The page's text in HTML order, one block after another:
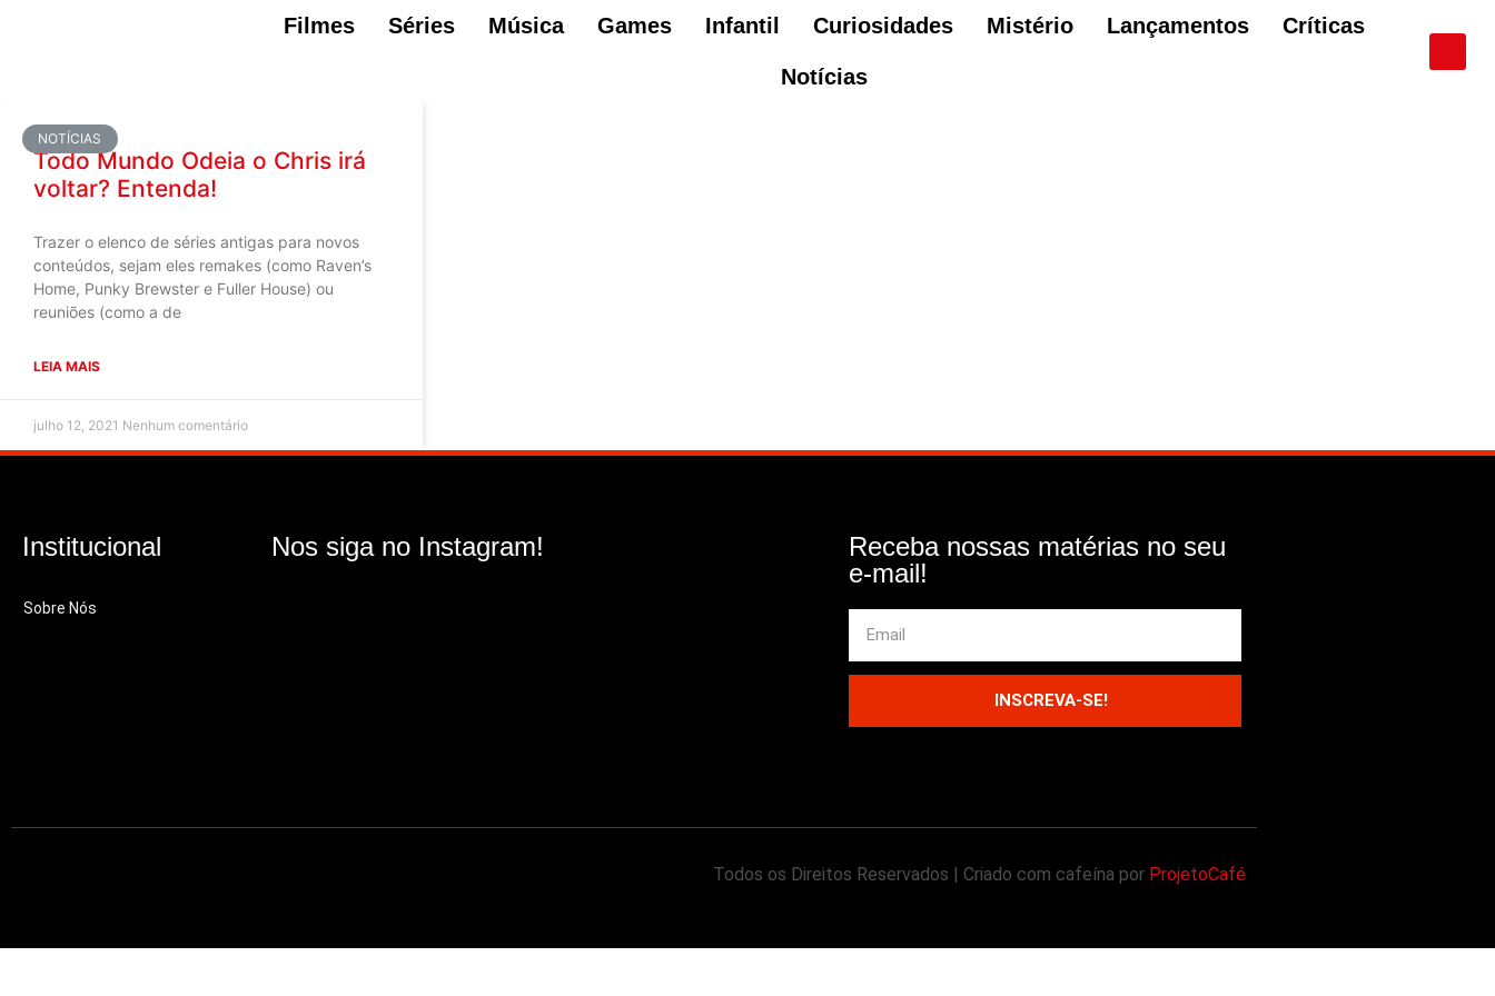
Filmes Séries Música Games Infantil Curiosidades Mistério Lançamentos Críticas
Notícias
NOTÍCIAS
Todo Mundo Odeia o Chris irá
voltar? Entenda!
Trazer o elenco de séries antigas para novos
conteúdos, sejam eles remakes (como Raven’s
Home, Punky Brewster e Fuller House) ou
reuniões (como a de
LEIA MAIS
julho 12, 2021 Nenhum comentário
Institucional
Sobre Nós
Nos siga no Instagram!
Receba nossas matérias no seu
e-mail!
INSCREVA-SE!
Todos os Direitos Reservados | Criado com cafeína por ProjetoCafé